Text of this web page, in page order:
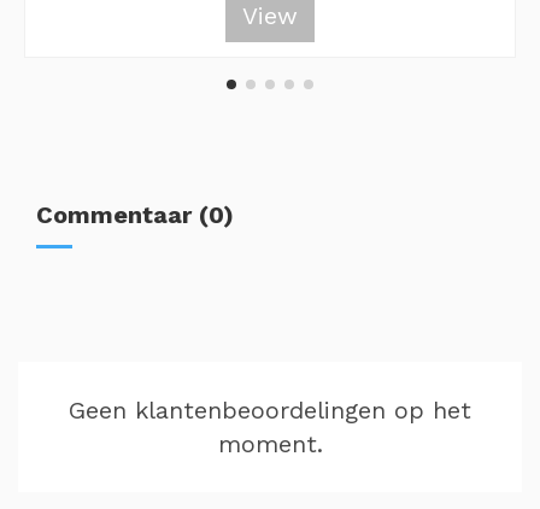
View
Commentaar (0)
Geen klantenbeoordelingen op het
moment.